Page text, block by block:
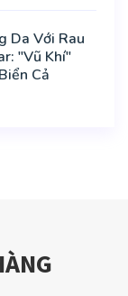
Da Với Rau
"Vũ Khí"
Cả